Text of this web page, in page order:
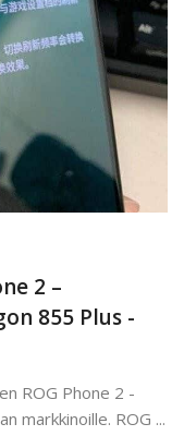
2 –
855 Plus -
ROG Phone 2 -
markkinoille. ROG ...